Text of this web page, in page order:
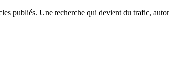
publiés. Une recherche qui devient du trafic,